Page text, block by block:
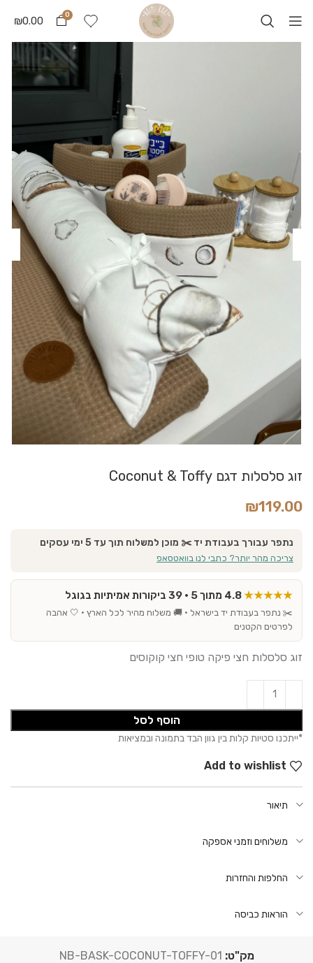
0
₪0.00
זוג סלסלות דגם Coconut & Toffy
₪119.00
נתפר עבורך בעבודת יד ✂️ מוכן למשלוח תוך עד 5 ימי עסקים
צריכה מהר יותר? כתבי לנו בוואטסאפ
★★★★★
✂️ נתפר בעבודת יד בישראל · 🚚 משלוח מהיר לכל הארץ · 🤍 אהבה
לפרטים הקטנים
זוג סלסלות חצי פיקה טופי חצי קוקוסים
הוסף לסל
Add to wishlist
תיאור
משלוחים וזמני אספקה
החלפות והחזרות
הוראות כביסה
מק"ט: NB-BASK-COCONUT-TOFFY-01